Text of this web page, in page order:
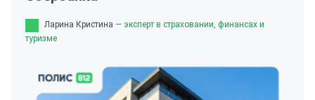
Ларина Кристина — эксперт в страховании, финансах и
туризме